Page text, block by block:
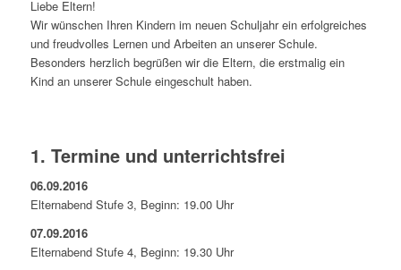
Liebe Eltern!
Wir wünschen Ihren Kindern im neuen Schuljahr ein erfolgreiches
und freudvolles Lernen und Arbeiten an unserer Schule.
Besonders herzlich begrüßen wir die Eltern, die erstmalig ein
Kind an unserer Schule eingeschult haben.
1. Termine und unterrichtsfrei
06.09.2016
Elternabend Stufe 3, Beginn: 19.00 Uhr
07.09.2016
Elternabend Stufe 4, Beginn: 19.30 Uhr